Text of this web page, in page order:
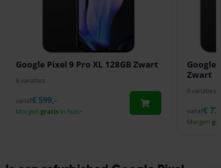
Google Pixel 9 Pro XL 128GB Zwart
6 variaties
Morgen gratisin huis*
vanaf€599,-
Google
Zwart
6 variaties
Morgen
vanaf€